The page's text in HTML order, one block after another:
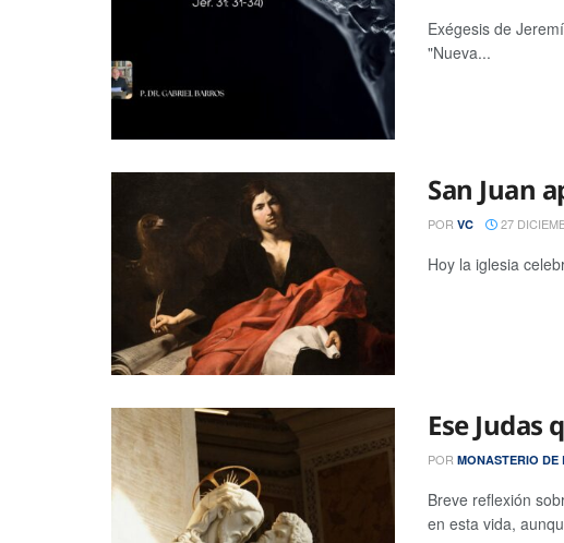
Exégesis de
"Nueva...
San Juan
POR VC 27
Hoy la iglesia
Ese Judas
POR MONASTERIO
Breve reflexión
en esta vida,